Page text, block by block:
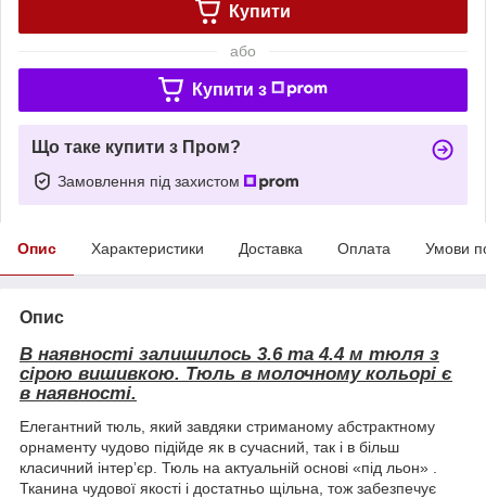
Купити
або
Купити з
Що таке купити з Пром?
Замовлення під захистом
Опис Характеристики Доставка Оплата Умови
Опис
В наявності залишилось 3.6 та 4.4 м тюля з
сірою вишивкою. Тюль в молочному кольорі є
в наявності.
Елегантний тюль, який завдяки стриманому абстрактному
орнаменту чудово підійде як в сучасний, так і в більш
класичний інтерʼєр. Тюль на актуальній основі «під льон» .
Тканина чудової якості і достатньо щільна, тож забезпечує